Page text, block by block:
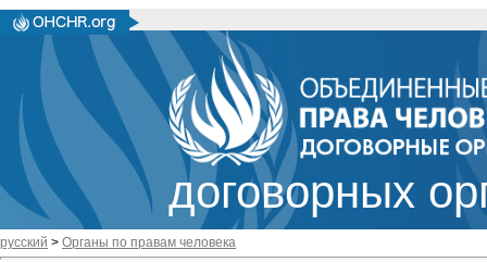
договорных
русский > Органы по правам человека